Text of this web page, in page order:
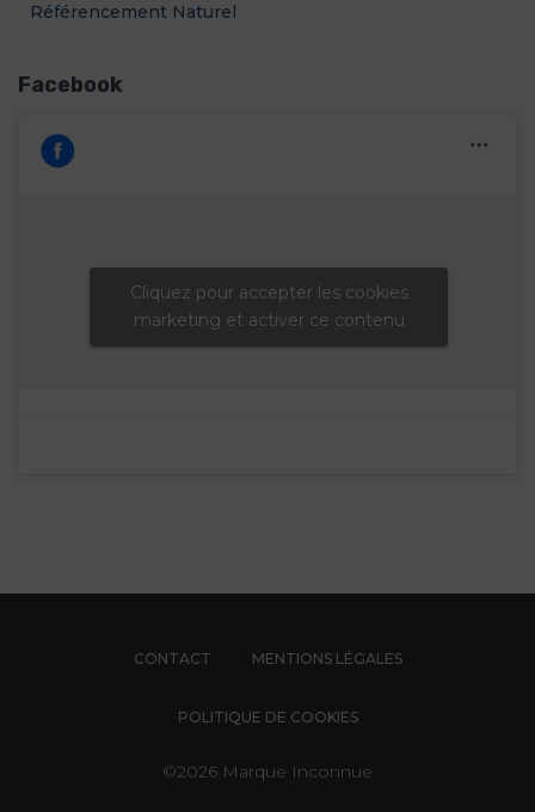
Référencement Naturel
Facebook
Cliquez pour accepter les cookies
marketing et activer ce contenu
CONTACT MENTIONS LÉGALES
POLITIQUE DE COOKIES
©2026 Marque Inconnue